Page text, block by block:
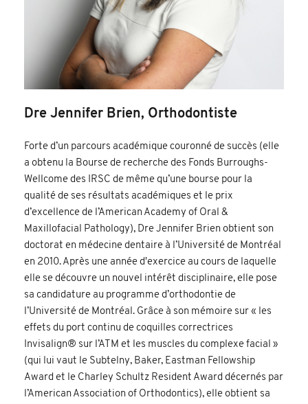
Dre Jennifer Brien, Orthodontiste
Forte d’un parcours académique couronné de succès (elle
a obtenu la Bourse de recherche des Fonds Burroughs-
Wellcome des IRSC de même qu’une bourse pour la
qualité de ses résultats académiques et le prix
d’excellence de l’American Academy of Oral &
Maxillofacial Pathology), Dre Jennifer Brien obtient son
doctorat en médecine dentaire à l’Université de Montréal
en 2010. Après une année d'exercice au cours de laquelle
elle se découvre un nouvel intérêt disciplinaire, elle pose
sa candidature au programme d’orthodontie de
l’Université de Montréal. Grâce à son mémoire sur « les
effets du port continu de coquilles correctrices
Invisalign® sur l’ATM et les muscles du complexe facial »
(qui lui vaut le Subtelny, Baker, Eastman Fellowship
Award et le Charley Schultz Resident Award décernés par
l’American Association of Orthodontics), elle obtient sa